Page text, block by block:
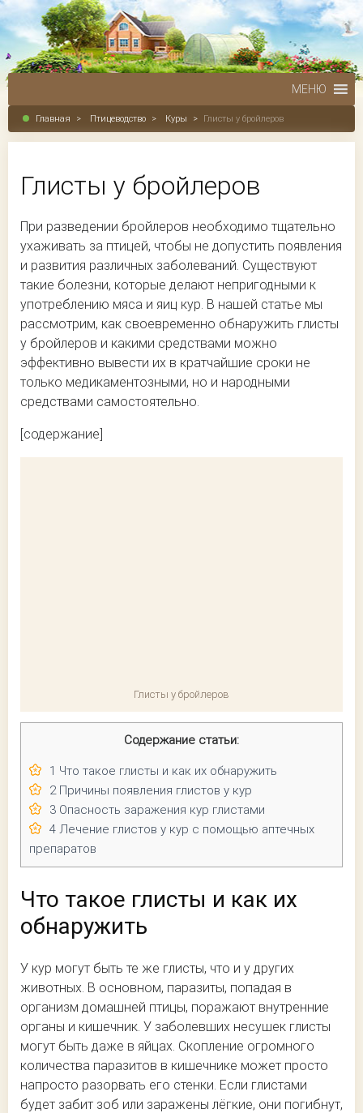
МЕНЮ
Главная > Птицеводство > Куры > Глисты у бройлеров
Глисты у бройлеров
При разведении бройлеров необходимо тщательно
ухаживать за птицей, чтобы не допустить появления
и развития различных заболеваний. Существуют
такие болезни, которые делают непригодными к
употреблению мяса и яиц кур. В нашей статье мы
рассмотрим, как своевременно обнаружить глисты
у бройлеров и какими средствами можно
эффективно вывести их в кратчайшие сроки не
только медикаментозными, но и народными
средствами самостоятельно.
[содержание]
Глисты у бройлеров
Содержание статьи:
1 Что такое глисты и как их обнаружить
2Причины появления глистов у кур
3 Опасность заражения кур глистами
4 Лечение глистов у кур с помощью аптечных
препаратов
Что такое глисты и как их
обнаружить
У кур могут быть те же глисты, что и у других
животных. В основном, паразиты, попадая в
организм домашней птицы, поражают внутренние
органы и кишечник. У заболевших несушек глисты
могут быть даже в яйцах. Скопление огромного
количества паразитов в кишечнике может просто
напросто разорвать его стенки. Если глистами
будет забит зоб или заражены лёгкие, они погибнут,